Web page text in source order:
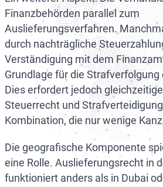
Finanzbehörden parallel zum
Auslieferungsverfahren.
durch nachträgliche
Verständigung mit dem
Grundlage für die
Dies erfordert jedoch
Steuerrecht und
Kombination, die nur wenige
Die geografische Komponente
eine Rolle. Auslieferungsrecht in
funktioniert anders als in Dubai